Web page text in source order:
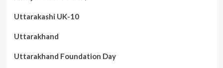
Uttarakashi UK-10
Uttarakhand
Uttarakhand Foundation Day